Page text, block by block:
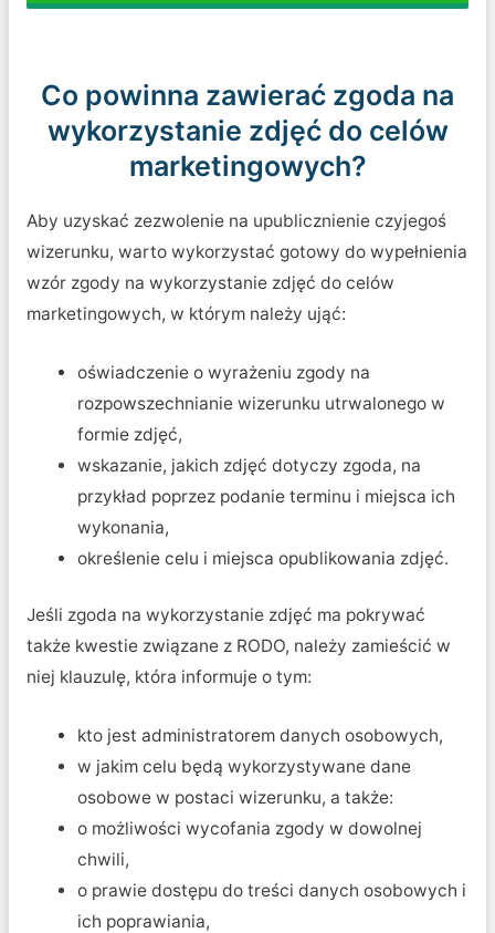
Co powinna zawierać zgoda na
wykorzystanie zdjęć do celów
marketingowych?
Aby uzyskać zezwolenie na upublicznienie czyjegoś
wizerunku, warto wykorzystać gotowy do wypełnienia
wzór zgody na wykorzystanie zdjęć do celów
marketingowych, w którym należy ująć:
oświadczenie o wyrażeniu zgody na
rozpowszechnianie wizerunku utrwalonego w
formie zdjęć,
wskazanie, jakich zdjęć dotyczy zgoda, na
przykład poprzez podanie terminu i miejsca ich
wykonania,
określenie celu i miejsca opublikowania zdjęć.
Jeśli zgoda na wykorzystanie zdjęć ma pokrywać
także kwestie związane z RODO, należy zamieścić w
niej klauzulę, która informuje o tym:
kto jest administratorem danych osobowych,
w jakim celu będą wykorzystywane dane
osobowe w postaci wizerunku, a także:
o możliwości wycofania zgody w dowolnej
chwili,
o prawie dostępu do treści danych osobowych i
ich poprawiania,